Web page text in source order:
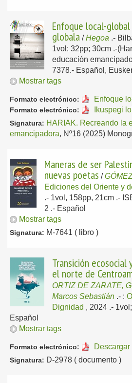
Enfoque local-
globala /Hegoa .-
1vol; 32pp; 30cm .-
educación
7378.- Español,
Mostrar tags
Formato electrónico: Enfoque
Formato electrónico: Ikuspegi
Signatura: HARIAK. Recreando la
emancipadora, Nº16 (2025)
Maneras de ser
nuevas poetas /
Ediciones del Oriente y
.- 1vol, 158pp, 21cm .-
2 .- Español
Mostrar tags
Signatura: M-7641 ( libro )
Transición ecosocial
el norte de
ORTIZ DE ZARATE,
Marcos Sebastián .- :
Dignidad , 2024 .-
Español
Mostrar tags
Formato electrónico: Descargar
Signatura: D-2978 ( documento )